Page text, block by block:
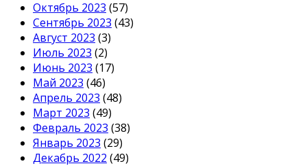
Октябрь 2023 (57)
Сентябрь 2023 (43)
Август 2023 (3)
Июль 2023 (2)
Июнь 2023 (17)
Май 2023 (46)
Апрель 2023 (48)
Март 2023 (49)
Февраль 2023 (38)
Январь 2023 (29)
Декабрь 2022 (49)